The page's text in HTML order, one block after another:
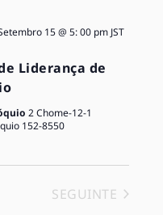
Liderança de
15 @ 5: 00 pm JST
2 Chome-12-1
152-8550
SEGUINTE